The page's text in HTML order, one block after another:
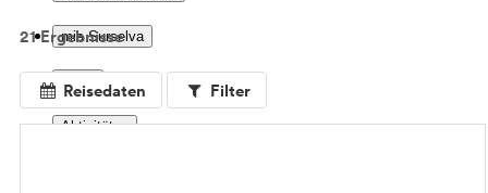
mia Surselva
Natur
Aktivitäten
21 Ergebnisse
Reisedaten Filter